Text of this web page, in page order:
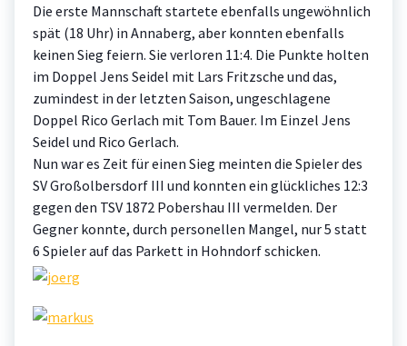
Die erste Mannschaft startete ebenfalls ungewöhnlich
spät (18 Uhr) in Annaberg, aber konnten ebenfalls
keinen Sieg feiern. Sie verloren 11:4. Die Punkte holten
im Doppel Jens Seidel mit Lars Fritzsche und das,
zumindest in der letzten Saison, ungeschlagene
Doppel Rico Gerlach mit Tom Bauer. Im Einzel Jens
Seidel und Rico Gerlach.
Nun war es Zeit für einen Sieg meinten die Spieler des
SV Großolbersdorf III und konnten ein glückliches 12:3
gegen den TSV 1872 Pobershau III vermelden. Der
Gegner konnte, durch personellen Mangel, nur 5 statt
6 Spieler auf das Parkett in Hohndorf schicken.